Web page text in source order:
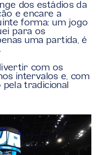
dos estádios da
e encare a
forma: um jogo
para os
uma partida, é
com os
intervalos e, com
tradicional